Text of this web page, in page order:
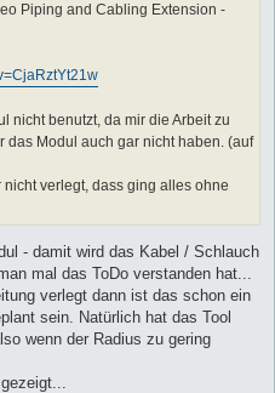
Piping and Cabling Extension -
nicht benutzt, da mir die Arbeit zu
Modul auch gar nicht haben. (auf
verlegt, dass ging alles ohne
- damit wird das Kabel / Schlauch
mal das ToDo verstanden hat...
verlegt dann ist das schon ein
sein. Natürlich hat das Tool
wenn der Radius zu gering